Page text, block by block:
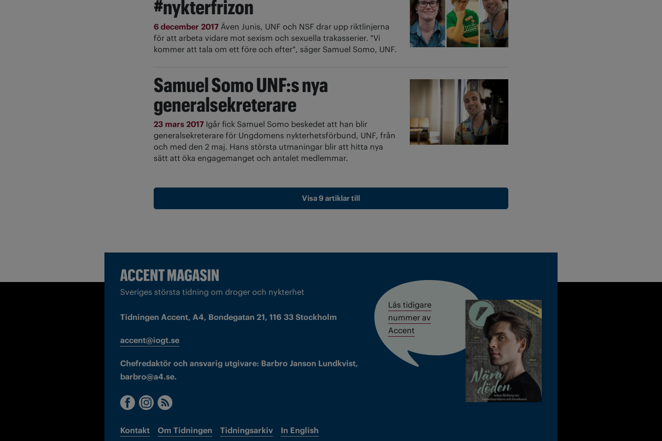
#nykterfrizon
6 december 2017 Även Junis, UNF och NSF drar upp riktlinjerna
för att arbeta vidare mot sexism och sexuella trakasserier. "Vi
kommer att tala om ett före och efter", säger Samuel Somo, UNF.
Samuel Somo UNF:s nya
generalsekreterare
23 mars 2017 Igår fick Samuel Somo beskedet att han blir
generalsekreterare för Ungdomens nykterhetsförbund, UNF, från
och med den 2 maj. Hans största utmaningar blir att hitta nya
sätt att öka engagemanget och antalet medlemmar.
Visa 9 artiklar till
Sveriges största tidning om droger och nykterhet
Tidningen Accent, A4, Bondegatan 21, 116 33 Stockholm
accent@iogt.se
Chefredaktör och ansvarig utgivare: Barbro Janson Lundkvist,
barbro@a4.se.
Kontakt Om Tidningen Tidningsarkiv In English
Läs tidigare
nummer av
Accent